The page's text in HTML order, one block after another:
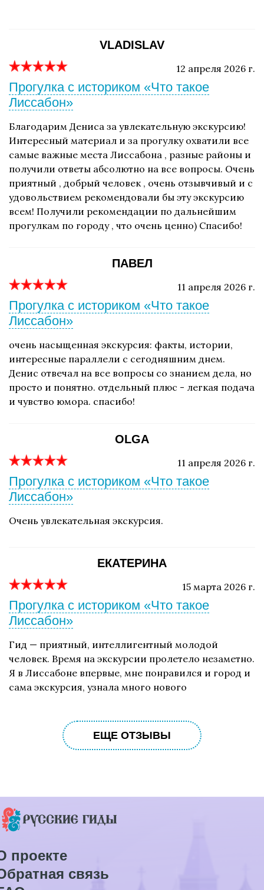
VLADISLAV
12 апреля 2026 г.
Прогулка с историком «Что такое
Лиссабон»
Благодарим Дениса за увлекательную экскурсию!
Интересный материал и за прогулку охватили все
самые важные места Лиссабона , разные районы и
получили ответы абсолютно на все вопросы. Очень
приятный , добрый человек , очень отзывчивый и с
удовольствием рекомендовали бы эту экскурсию
всем! Получили рекомендации по дальнейшим
прогулкам по городу , что очень ценно) Спасибо!
ПАВЕЛ
11 апреля 2026 г.
Прогулка с историком «Что такое
Лиссабон»
очень насыщенная экскурсия: факты, истории,
интересные параллели с сегодняшним днем.
Денис отвечал на все вопросы со знанием дела, но
просто и понятно. отдельный плюс - легкая подача
и чувство юмора. спасибо!
OLGA
11 апреля 2026 г.
Прогулка с историком «Что такое
Лиссабон»
Очень увлекательная экскурсия.
ЕКАТЕРИНА
15 марта 2026 г.
Прогулка с историком «Что такое
Лиссабон»
Гид — приятный, интеллигентный молодой
человек. Время на экскурсии пролетело незаметно.
Я в Лиссабоне впервые, мне понравился и город и
сама экскурсия, узнала много нового
ЕЩЕ ОТЗЫВЫ
проекте
связь